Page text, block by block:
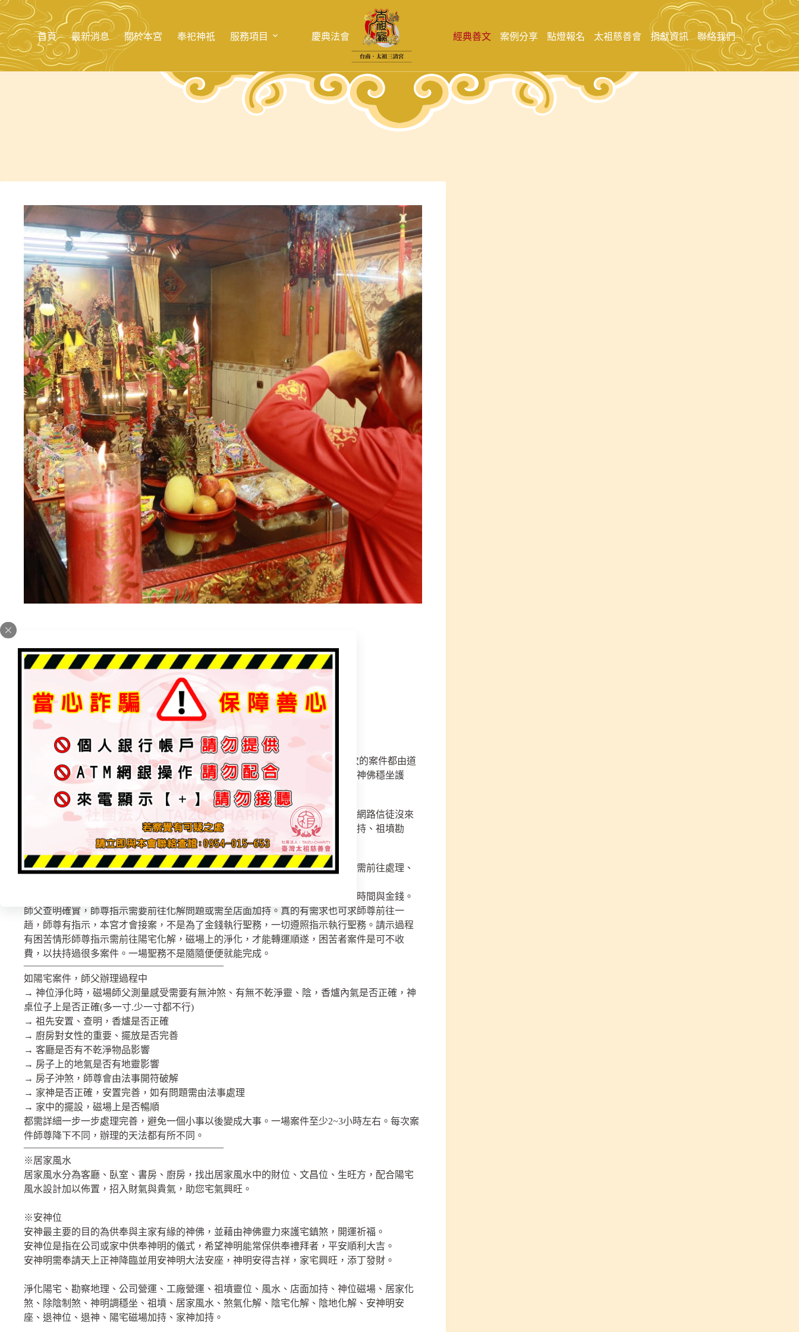
跳
至
主
要
內
首頁 最新消息 關於本宮 奉祀神祇 服務項目 慶典法會 經典善文 案例分享 點燈報名 太袓慈善會 捐獻資訊 聯絡我們
經典善文 2022 年 3 月 22 日
加入為 Google 偏好來源
【陽宅堪輿·居家風水·安神位·店面加持·公司勘察·祖墳】
師父【先天法】由三清道祖所傳法，先天靈感、感應、靈通 、萬法、磁場，每次的案件都由道
祖師尊不同的法事、符法去化解、道法千萬種破解，加持興旺、轉運風水、主家神佛穩坐護
—————————————————————
一命二運三風水，先天命註定，後天運轉變，風水改三界，人生大智慧！非常多網路信徒沒來
過本宮。想請師父直接至家中看風水、神位淨化、磁場淨化、賣房加持、店面加持、祖墳勘
查、祖先安置….等。沒來請示敬拜師尊是無法直接受案件去處理的！
—————————————————————
※案件程序是→需到本宮參拜師尊表示尊重→請示師父→師父查明→並告知有無需前往處理、
請示師父時，如不是那麼嚴重情況會開符並化解磁場中的問題，根本不用在花費時間與金錢。
師父查明確實，師尊指示需要前往化解問題或需至店面加持。真的有需求也可求師尊前往一
趟，師尊有指示，本宮才會接案，不是為了金錢執行聖務，一切遵照指示執行聖務。請示過程
有困苦情形師尊指示需前往陽宅化解，磁場上的淨化，才能轉運順遂，困苦者案件是可不收
費，以扶持過很多案件。一場聖務不是隨隨便便就能完成。
—————————————————————
如陽宅案件，師父辦理過程中
→ 神位淨化時，磁場師父測量感受需要有無沖煞、有無不乾淨靈、陰，香爐內氣是否正確，神
桌位子上是否正確(多一寸.少一寸都不行)
→ 祖先安置、查明，香爐是否正確
→ 廚房對女性的重要、擺放是否完善
→ 客廳是否有不乾淨物品影響
→ 房子上的地氣是否有地靈影響
→ 房子沖煞，師尊會由法事開符破解
→ 家神是否正確，安置完善，如有問題需由法事處理
→ 家中的擺設，磁場上是否暢順
都需詳細一步一步處理完善，避免一個小事以後變成大事。一場案件至少2~3小時左右。每次案
件師尊降下不同，辦理的天法都有所不同。
—————————————————————
※居家風水
居家風水分為客廳、臥室、書房、廚房，找出居家風水中的財位、文昌位、生旺方，配合陽宅
風水設計加以佈置，招入財氣與貴氣，助您宅氣興旺。
※安神位
安神最主要的目的為供奉與主家有緣的神佛，並藉由神佛靈力來護宅鎮煞，開運祈福。
安神位是指在公司或家中供奉神明的儀式，希望神明能常保供奉禮拜者，平安順利大吉。
安神明需奉請天上正神降臨並用安神明大法安座，神明安得吉祥，家宅興旺，添丁發財。
淨化陽宅、勘察地理、公司營運、工廠營運、祖墳靈位、風水、店面加持、神位磁場、居家化
煞、除陰制煞、神明調穩坐、祖墳、居家風水、煞氣化解、陰宅化解、陰地化解、安神明安
座、退神位、退神、陽宅磁場加持、家神加持。